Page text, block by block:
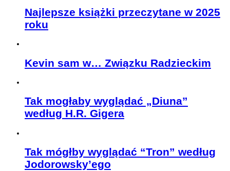
Najlepsze książki przeczytane w 2025
roku
Kevin sam w… Związku Radzieckim
Tak mogłaby wyglądać „Diuna”
według H.R. Gigera
Tak mógłby wyglądać “Tron” według
Jodorowsky’ego